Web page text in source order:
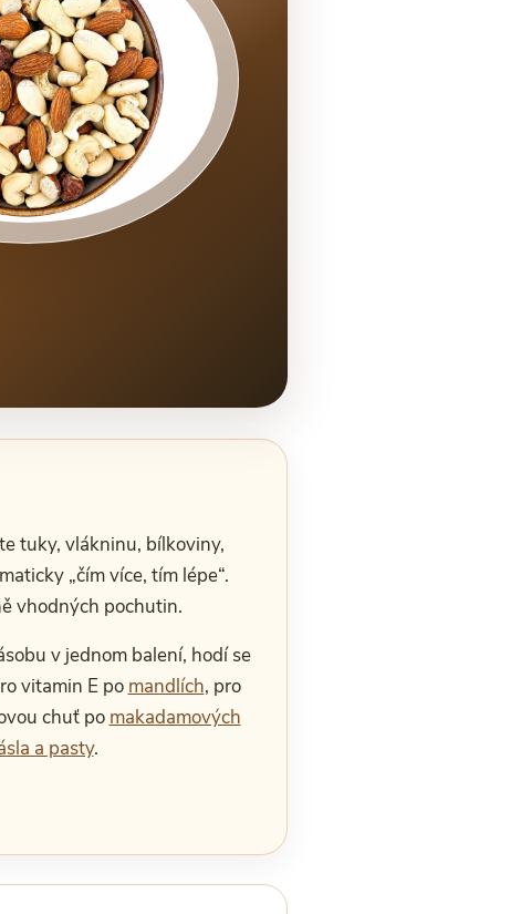
tuky, vlákninu, bílkoviny,
„čím více, tím lépe“.
vhodných pochutin.
v jednom balení, hodí se
vitamin E po mandlích, pro
chuť po makadamových
a pasty.